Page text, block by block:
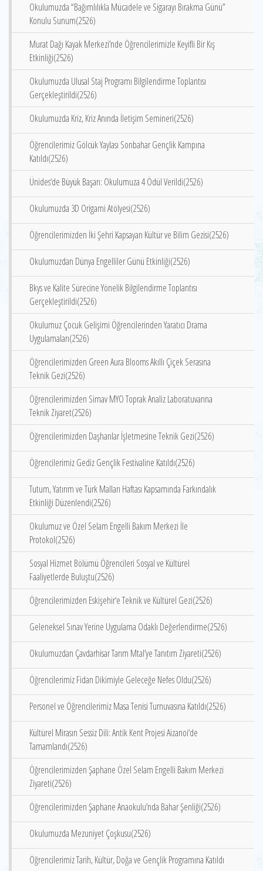
Okulumuzda “Bağımlılıkla Mücadele ve Sigarayı Bırakma Günü”
Konulu Sunum(2526)
Murat Dağı Kayak Merkezi’nde Öğrencilerimizle Keyifli Bir Kış
Etkinliği(2526)
Okulumuzda Ulusal Staj Programı Bilgilendirme Toplantısı
Gerçekleştirildi(2526)
Okulumuzda Kriz, Kriz Anında İletişim Semineri(2526)
Öğrencilerimiz Gölcük Yaylası Sonbahar Gençlik Kampına
Katıldı(2526)
Ünides‘de Büyük Başarı: Okulumuza 4 Ödül Verildi(2526)
Okulumuzda 3D Origami Atölyesi(2526)
Öğrencilerimizden İki Şehri Kapsayan Kültür ve Bilim Gezisi(2526)
Okulumuzdan Dünya Engelliler Günü Etkinliği(2526)
Bkys ve Kalite Sürecine Yönelik Bilgilendirme Toplantısı
Gerçekleştirildi(2526)
Okulumuz Çocuk Gelişimi Öğrencilerinden Yaratıcı Drama
Uygulamaları(2526)
Öğrencilerimizden Green Aura Blooms Akıllı Çiçek Serasına
Teknik Gezi(2526)
Öğrencilerimizden Simav MYO Toprak Analiz Laboratuvarına
Teknik Ziyaret(2526)
Öğrencilerimizden Daşhanlar İşletmesine Teknik Gezi(2526)
Öğrencilerimiz Gediz Gençlik Festivaline Katıldı(2526)
Tutum, Yatırım ve Türk Malları Haftası Kapsamında Farkındalık
Etkinliği Düzenlendi(2526)
Okulumuz ve Özel Selam Engelli Bakım Merkezi İle
Protokol(2526)
Sosyal Hizmet Bölümü Öğrencileri Sosyal ve Kültürel
Faaliyetlerde Buluştu(2526)
Öğrencilerimizden Eskişehir‘e Teknik ve Kültürel Gezi(2526)
Geleneksel Sınav Yerine Uygulama Odaklı Değerlendirme(2526)
Okulumuzdan Çavdarhisar Tarım Mtal’ye Tanıtım Ziyareti(2526)
Öğrencilerimiz Fidan Dikimiyle Geleceğe Nefes Oldu(2526)
Personel ve Öğrencilerimiz Masa Tenisi Turnuvasına Katıldı(2526)
Kültürel Mirasın Sessiz Dili: Antik Kent Projesi Aizanoi‘de
Tamamlandı(2526)
Öğrencilerimizden Şaphane Özel Selam Engelli Bakım Merkezi
Ziyareti(2526)
Öğrencilerimizden Şaphane Anaokulu’nda Bahar Şenliği(2526)
Okulumuzda Mezuniyet Çoşkusu(2526)
Öğrencilerimiz Tarih, Kültür, Doğa ve Gençlik Programına Katıldı